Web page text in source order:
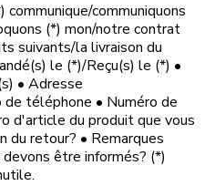
communiquons
(*) mon/notre contrat
suivants/la livraison du
le (*)/Reçu(s) le (*) •
• Adresse
téléphone • Numéro de
d'article du produit que vous
du retour? • Remarques
être informés? (*)